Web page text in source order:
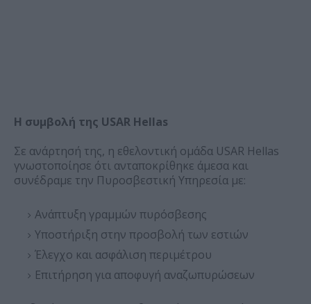
Η συμβολή της USAR Hellas
Σε ανάρτησή της, η εθελοντική ομάδα USAR Hellas
γνωστοποίησε ότι ανταποκρίθηκε άμεσα και
συνέδραμε την Πυροσβεστική Υπηρεσία με:
Ανάπτυξη γραμμών πυρόσβεσης
Υποστήριξη στην προσβολή των εστιών
Έλεγχο και ασφάλιση περιμέτρου
Επιτήρηση για αποφυγή αναζωπυρώσεων